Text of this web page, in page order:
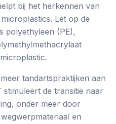
bij het herkennen van
Let op de
polyethyleen (PE),
tandartspraktijken aan
de transitie naar
onder meer door
en